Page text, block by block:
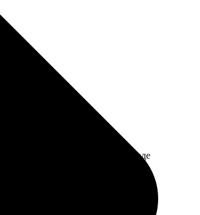
мою только вручную, вроде